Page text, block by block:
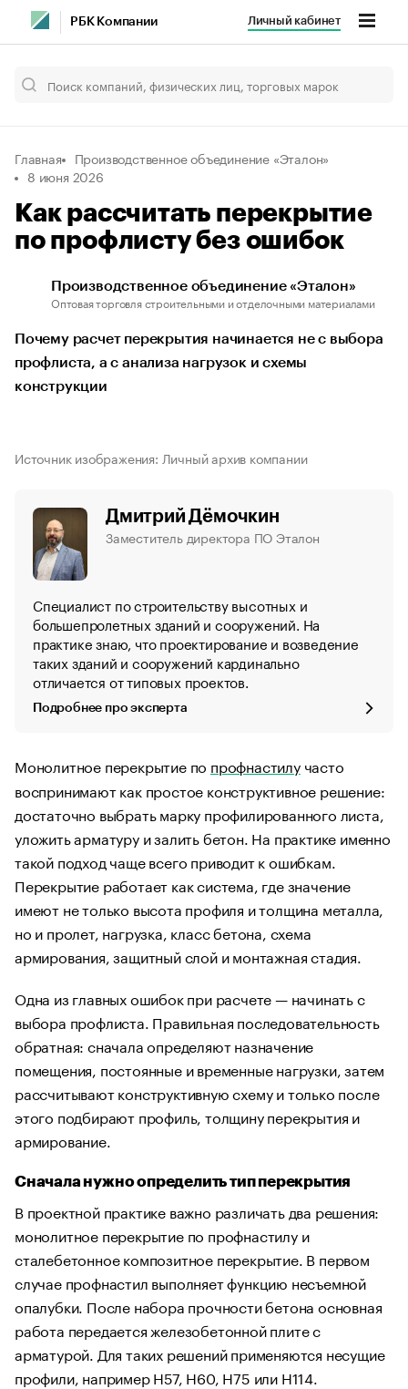
РБК Компании Личный кабинет
Главная
Производственное объединение «Эталон»
8 июня 2026
Как рассчитать перекрытие
по профлисту без ошибок
Производственное объединение «Эталон»
Оптовая торговля строительными и отделочными материалами
Почему расчет перекрытия начинается не с выбора
профлиста, а с анализа нагрузок и схемы
конструкции
Источник изображения: Личный архив компании
Дмитрий Дёмочкин
Заместитель директора ПО Эталон
Специалист по строительству высотных и
большепролетных зданий и сооружений. На
практике знаю, что проектирование и возведение
таких зданий и сооружений кардинально
отличается от типовых проектов.
Подробнее про эксперта
Монолитное перекрытие по профнастилучасто
воспринимают как простое конструктивное решение:
достаточно выбрать марку профилированного листа,
уложить арматуру и залить бетон. На практике именно
такой подход чаще всего приводит к ошибкам.
Перекрытие работает как система, где значение
имеют не только высота профиля и толщина металла,
но и пролет, нагрузка, класс бетона, схема
армирования, защитный слой и монтажная стадия.
Одна из главных ошибок при расчете — начинать с
выбора профлиста. Правильная последовательность
обратная: сначала определяют назначение
помещения, постоянные и временные нагрузки, затем
рассчитывают конструктивную схему и только после
этого подбирают профиль, толщину перекрытия и
армирование.
Сначала нужно определить тип перекрытия
В проектной практике важно различать два решения:
монолитное перекрытие по профнастилу и
сталебетонное композитное перекрытие. В первом
случае профнастил выполняет функцию несъемной
опалубки. После набора прочности бетона основная
работа передается железобетонной плите с
арматурой. Для таких решений применяются несущие
профили, например Н57, Н60, Н75 или Н114.